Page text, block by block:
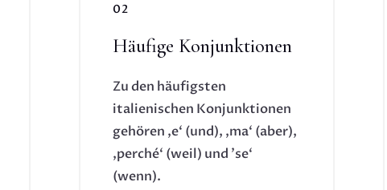
02
Häufige Konjunktionen
Zu den häufigsten
italienischen Konjunktionen
gehören ‚e‘ (und), ‚ma‘ (aber),
‚perché‘ (weil) und ’se‘
(wenn).